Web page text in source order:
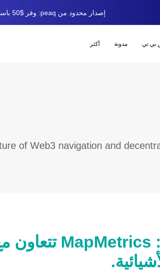
إصدار محدود من peaq: وفر $50 باستخدام الكود
بي تي مدونة أكثر
of Web3 navigation and